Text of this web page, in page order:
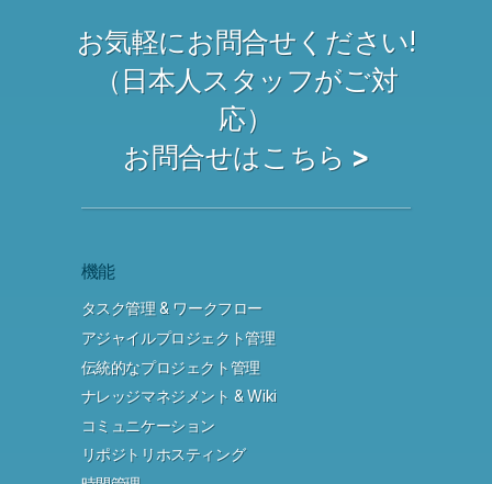
お気軽にお問合せください!
（日本人スタッフがご対
応）
お問合せはこちら >
機能
タスク管理 & ワークフロー
アジャイルプロジェクト管理
伝統的なプロジェクト管理
ナレッジマネジメント & Wiki
コミュニケーション
リポジトリホスティング